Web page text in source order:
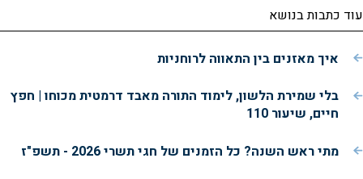
עוד כתבות בנושא
איך מאזנים בין התאווה לרוחניות
בלי שמירת הלשון, לימוד התורה מאבד דרמטית מכוחו | חפץ
חיים, שיעור 110
מתי ראש השנה? כל הזמנים של חגי תשרי 2026 - תשפ"ז